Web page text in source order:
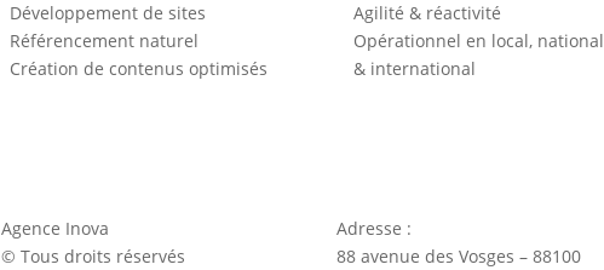
Développement de sites
Référencement naturel
Création de contenus optimisés
Agilité & réactivité
Opérationnel en local, national
& international
Agence Inova
© Tous droits réservés
Adresse :
88 avenue des Vosges – 88100